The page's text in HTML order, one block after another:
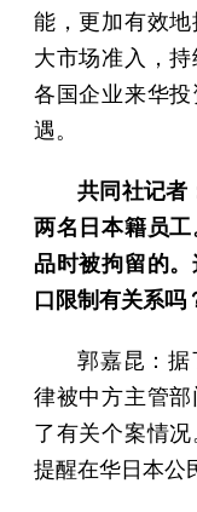
能，更加有效
大市场准入，
各国企业来华
遇。
共同社记者
两名日本籍员
品时被拘留的
口限制有关系吗
郭嘉昆：
律被中方主管
了有关个案情
提醒在华日本公